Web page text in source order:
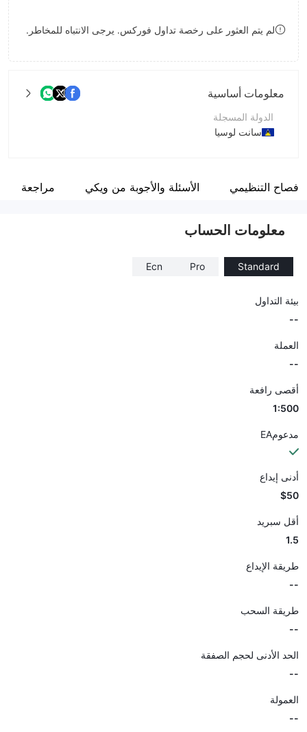
8
لم يتم العثور على رخصة تداول فوركس. يرجى الانتباه للمخاطر.
معلومات أساسية
الدولة المسجلة
سانت لوسيا
اسم الشركة
الإفصاح التنظيمي الأسئلة والأجوبة من ويكي مراجعة
معلومات الحساب
Standard
Pro
Ecn
بيئة التداول
--
العملة
--
أقصى رافعة
1:500
مدعومEA
أدنى إيداع
$50
أقل سبريد
1.5
طريقة الإيداع
--
طريقة السحب
--
الحد الأدنى لحجم الصفقة
--
العمولة
--